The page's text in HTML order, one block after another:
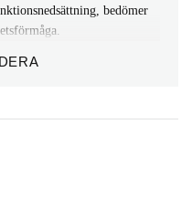
bedömer
av anpassningar eller
och nedsatt
ett arbete om de fick en